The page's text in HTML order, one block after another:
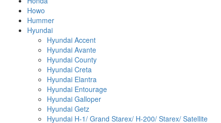
Howo
Hummer
Hyundai
Hyundai Accent
Hyundai Avante
Hyundai County
Hyundai Creta
Hyundai Elantra
Hyundai Entourage
Hyundai Galloper
Hyundai Getz
Hyundai H-1/ Grand Starex/ H-200/ Starex/ Satellite